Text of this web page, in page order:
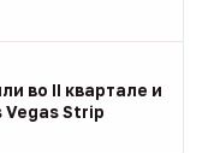
во II квартале и
Vegas Strip